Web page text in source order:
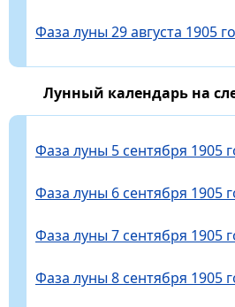
Фаза луны 29 августа 1905
Лунный календарь на
Фаза луны 5 сентября 1905
Фаза луны 6 сентября 1905
Фаза луны 7 сентября 1905
Фаза луны 8 сентября 1905